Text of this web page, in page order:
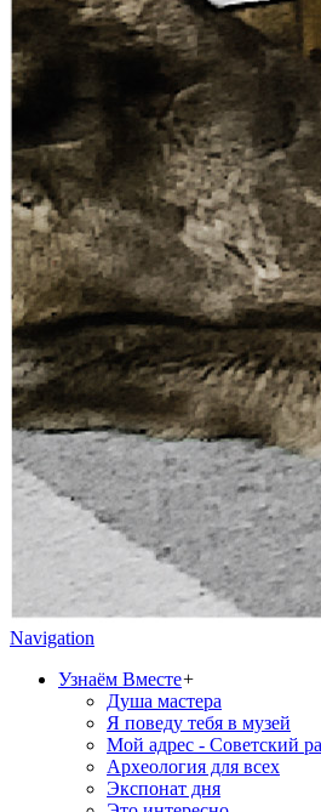
Navigation
Узнаём Вместе+
Душа мастера
Я поведу тебя в музей
Мой адрес - Советский
Археология для всех
Экспонат дня